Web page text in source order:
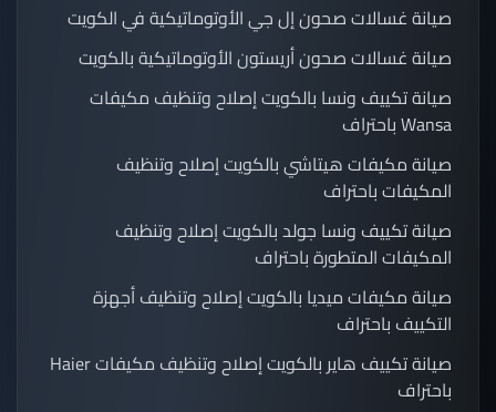
صيانة غسالات صحون إل جي الأوتوماتيكية في الكويت
صيانة غسالات صحون أريستون الأوتوماتيكية بالكويت
صيانة تكييف ونسا بالكويت إصلاح وتنظيف مكيفات
Wansa باحتراف
صيانة مكيفات هيتاشي بالكويت إصلاح وتنظيف
المكيفات باحتراف
صيانة تكييف ونسا جولد بالكويت إصلاح وتنظيف
المكيفات المتطورة باحتراف
صيانة مكيفات ميديا بالكويت إصلاح وتنظيف أجهزة
التكييف باحتراف
صيانة تكييف هاير بالكويت إصلاح وتنظيف مكيفات Haier
باحتراف